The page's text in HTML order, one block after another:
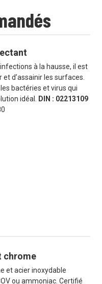
à la hausse, il est
d’assainir les surfaces.
bactéries et virus qui
idéal. DIN : 02213109
chrome
et acier inoxydable
ou ammoniac. Certifié